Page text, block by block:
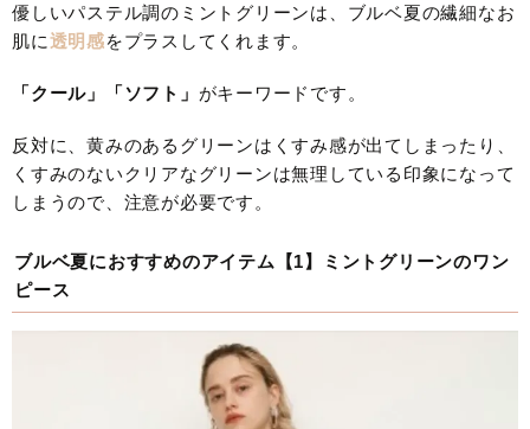
優しいパステル調のミントグリーンは、ブルベ夏の繊細なお
肌に透明感をプラスしてくれます。
「クール」「ソフト」 がキーワードです。
反対に、黄みのあるグリーンはくすみ感が出てしまったり、
くすみのないクリアなグリーンは無理している印象になって
しまうので、注意が必要です。
ブルベ夏におすすめのアイテム【1】ミントグリーンのワン
ピース